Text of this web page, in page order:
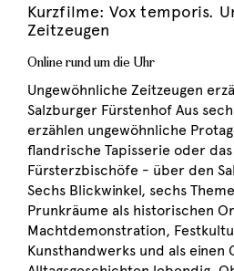
Kurzfilme: Vox temporis.
Zeitzeugen
Online rund um die Uhr
Ungewöhnliche Zeitzeugen
Salzburger Fürstenhof Aus
erzählen ungewöhnliche
flandrische Tapisserie oder
Fürsterzbischöfe - über den
Sechs Blickwinkel, sechs
Prunkräume als historischen
Machtdemonstration,
Kunsthandwerks und als einen